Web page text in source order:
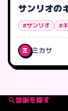
サンリオの
#サンリオ #
ミ ミカサ
診断を探す